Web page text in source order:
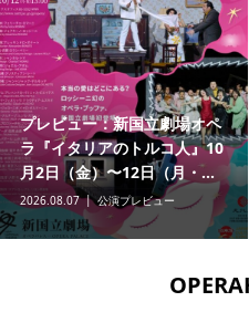
プレビュー：新国立劇場オペ
ラ『イタリアのトルコ人』10
月2日（金）〜12日（月・...
2026.08.07 公演プレビュー